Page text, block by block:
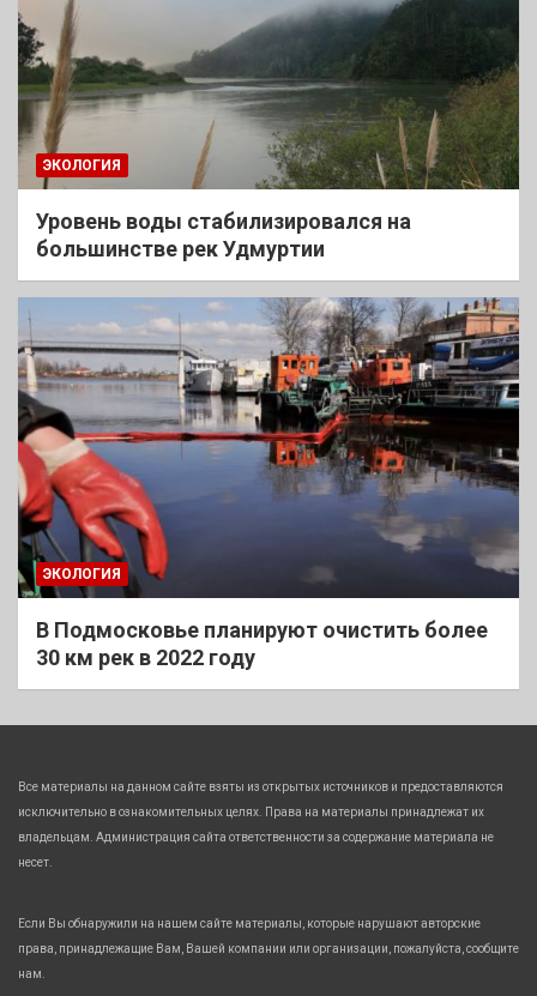
ЭКОЛОГИЯ
Уровень воды стабилизировался на
большинстве рек Удмуртии
ЭКОЛОГИЯ
В Подмосковье планируют очистить более
30 км рек в 2022 году
Все материалы на данном сайте взяты из открытых источников и предоставляются
исключительно в ознакомительных целях. Права на материалы принадлежат их
владельцам. Администрация сайта ответственности за содержание материала не
несет.
Если Вы обнаружили на нашем сайте материалы, которые нарушают авторские
права, принадлежащие Вам, Вашей компании или организации, пожалуйста, сообщите
нам.